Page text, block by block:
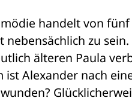
handelt von
nebensächlich zu
älteren Paula
ist Alexander nach